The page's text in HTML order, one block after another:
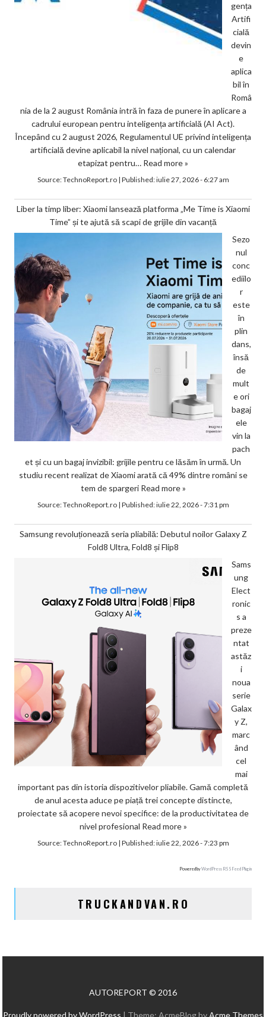
gența
Artifi
cială
devin
e
aplica
bil în
Româ
nia de la 2 august România intră în faza de punere în aplicare a
cadrului european pentru inteligența artificială (AI Act).
Începând cu 2 august 2026, Regulamentul UE privind inteligența
artificială devine aplicabil la nivel național, cu un calendar
etapizat pentru… Read more »
Source:TechnoReport.ro| Published:iulie 27, 2026 - 6:27 am
Liber la timp liber: Xiaomi lansează platforma „Me Time is Xiaomi
Time” și te ajută să scapi de grijile din vacanță
Sezo
nul
conc
ediilo
r
este
în
plin
dans,
însă
de
mult
e ori
bagaj
ele
vin la
pach
et și cu un bagaj invizibil: grijile pentru ce lăsăm în urmă. Un
studiu recent realizat de Xiaomi arată că 49% dintre români se
tem de spargeri Read more »
Source:TechnoReport.ro| Published:iulie 22, 2026 - 7:31 pm
Samsung revoluționează seria pliabilă: Debutul noilor Galaxy Z
Fold8 Ultra, Fold8 și Flip8
Sams
ung
Elect
ronic
s a
preze
ntat
astăz
i
noua
serie
Galax
y Z,
marc
ând
cel
mai
important pas din istoria dispozitivelor pliabile. Gamă completă
de anul acesta aduce pe piață trei concepte distincte,
proiectate să acopere nevoi specifice: de la productivitatea de
nivel profesional Read more »
Source:TechnoReport.ro| Published:iulie 22, 2026 - 7:23 pm
Powered byWordPress RSS Feed Plugin
TRUCKANDVAN.RO
AUTOREPORT © 2016
Proudly powered by WordPress | Theme: AcmeBlog by Acme Themes